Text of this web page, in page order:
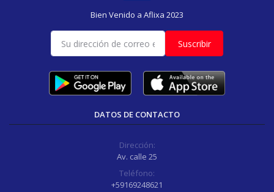
Bien Venido a Aflixa 2023
Suscribir
DATOS DE CONTACTO
Dirección:
Av. calle 25
Teléfono:
+59169248621